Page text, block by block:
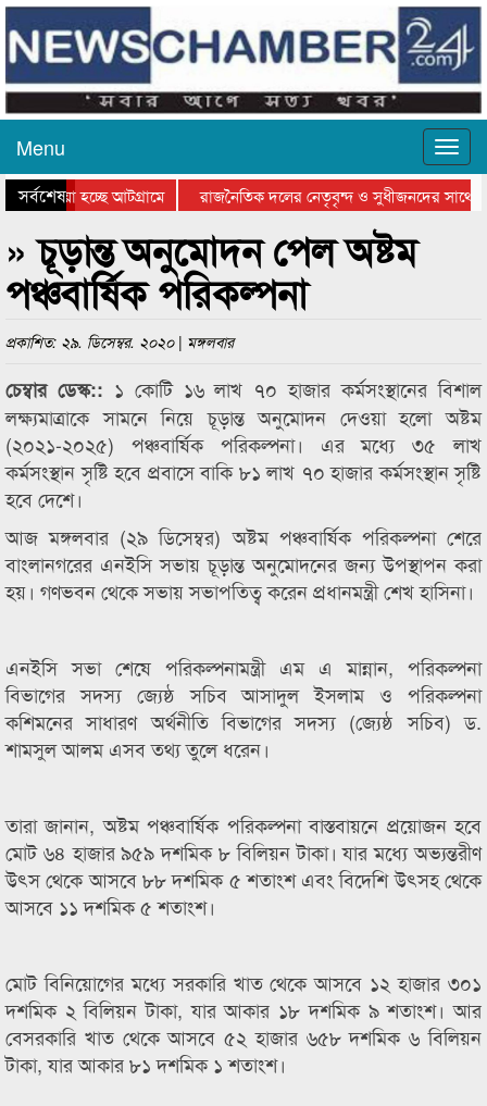
Menu
সর্বশেষ
যাওয়া হচ্ছে আটগ্রামে
রাজনৈতিক দলের নেতৃবৃন্দ ও সুধীজনদের সাথে
সিলেটে বাংলাদেশ গ্রুপ থিয়েটার
» চূড়ান্ত অনুমোদন পেল অষ্টম
পঞ্চবার্ষিক পরিকল্পনা
প্রকাশিত: ২৯. ডিসেম্বর. ২০২০ | মঙ্গলবার
চেম্বার ডেস্ক:: ১ কোটি ১৬ লাখ ৭০ হাজার কর্মসংস্থানের বিশাল
লক্ষ্যমাত্রাকে সামনে নিয়ে চূড়ান্ত অনুমোদন দেওয়া হলো অষ্টম
(২০২১-২০২৫) পঞ্চবার্ষিক পরিকল্পনা। এর মধ্যে ৩৫ লাখ
কর্মসংস্থান সৃষ্টি হবে প্রবাসে বাকি ৮১ লাখ ৭০ হাজার কর্মসংস্থান সৃষ্টি
হবে দেশে।
আজ মঙ্গলবার (২৯ ডিসেম্বর) অষ্টম পঞ্চবার্ষিক পরিকল্পনা শেরে
বাংলানগরের এনইসি সভায় চূড়ান্ত অনুমোদনের জন্য উপস্থাপন করা
হয়। গণভবন থেকে সভায় সভাপতিত্ব করেন প্রধানমন্ত্রী শেখ হাসিনা।
এনইসি সভা শেষে পরিকল্পনামন্ত্রী এম এ মান্নান, পরিকল্পনা
বিভাগের সদস্য জ্যেষ্ঠ সচিব আসাদুল ইসলাম ও পরিকল্পনা
কশিমনের সাধারণ অর্থনীতি বিভাগের সদস্য (জ্যেষ্ঠ সচিব) ড.
শামসুল আলম এসব তথ্য তুলে ধরেন।
তারা জানান, অষ্টম পঞ্চবার্ষিক পরিকল্পনা বাস্তবায়নে প্রয়োজন হবে
মোট ৬৪ হাজার ৯৫৯ দশমিক ৮ বিলিয়ন টাকা। যার মধ্যে অভ্যন্তরীণ
উৎস থেকে আসবে ৮৮ দশমিক ৫ শতাংশ এবং বিদেশি উৎসহ থেকে
আসবে ১১ দশমিক ৫ শতাংশ।
মোট বিনিয়োগের মধ্যে সরকারি খাত থেকে আসবে ১২ হাজার ৩০১
দশমিক ২ বিলিয়ন টাকা, যার আকার ১৮ দশমিক ৯ শতাংশ। আর
বেসরকারি খাত থেকে আসবে ৫২ হাজার ৬৫৮ দশমিক ৬ বিলিয়ন
টাকা, যার আকার ৮১ দশমিক ১ শতাংশ।